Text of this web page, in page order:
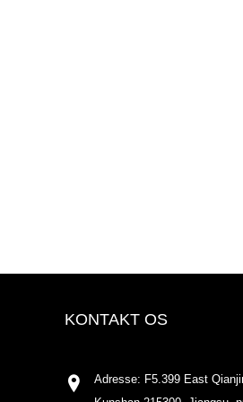
KONTAKT OS
Adresse: F5.399 East